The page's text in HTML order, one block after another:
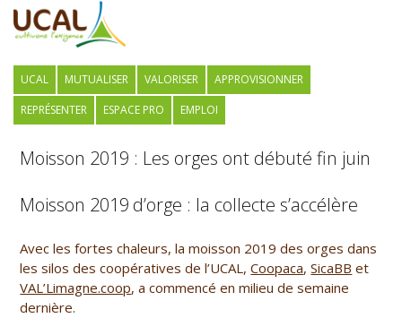
UCAL MUTUALISER VALORISER
APPROVISIONNER
REPRÉSENTER
ESPACE PRO EMPLOI
Moisson 2019 : Les orges ont débuté fin juin
Moisson 2019 d’orge : la collecte s’accélère
Avec les fortes chaleurs, la moisson 2019 des orges dans
les silos des coopératives de l’UCAL,Coopaca,SicaBB et
VAL’Limagne.coop, a commencé en milieu de semaine
dernière.